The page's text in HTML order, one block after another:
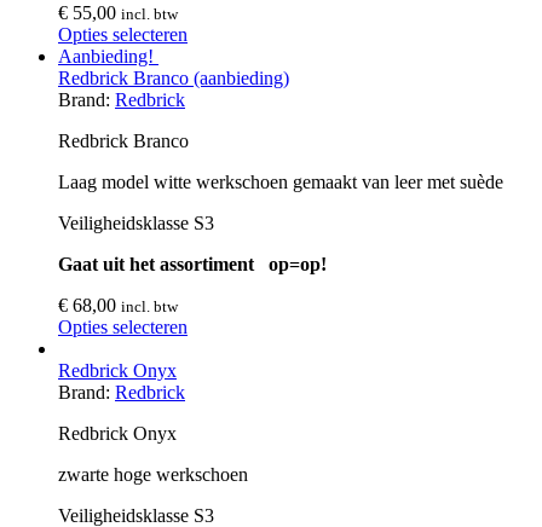
€ 55,00 incl. btw
Opties selecteren
Aanbieding!
Redbrick Branco (aanbieding)
Brand: Redbrick
Redbrick Branco
Laag model witte werkschoen gemaakt van leer met suède
Veiligheidsklasse S3
Gaat uit het assortiment op=op!
€ 68,00 incl. btw
Opties selecteren
Redbrick Onyx
Brand: Redbrick
Redbrick Onyx
zwarte hoge werkschoen
Veiligheidsklasse S3